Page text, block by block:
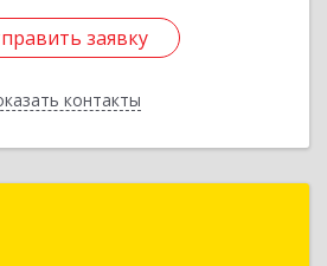
заявку
контакты
заявку
Назад